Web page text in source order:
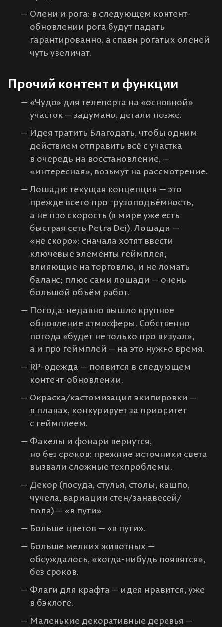
Олени и рога: в следующем контент-
обновлении рога будут падать
гарантированно, а спавн рогатых оленей
чуть увеличат.
Прочий контент и функции
«Чудо» для телепорта на «основной»
участок — задумано, детали позже.
Идея тратить Благодать, чтобы одним
действием отправить всё с участка
в очередь на восстановление, —
«интересная», возьмут на рассмотрение.
Лошади: текущая концепция — это
прежде всего про грузоподъёмность,
а не про скорость (в мире уже есть
быстрая сеть Petra Dei). Лошади —
«не скоро»: сначала хотят ввести
ключевые элементы геймплея,
влияющие на торговлю, и не ломать
баланс; плюс сами лошади — очень
большой объём работ.
Погода: недавно вышло крупное
обновление атмосферы. Собственно
погода «будет не только про визуал»,
а и про геймплей — на это нужно время.
RP-одежда — появится в следующем
контент-обновлении.
Окраска/кастомизация экипировки —
в планах, конкурирует за приоритет
с геймплеем.
Факелы и фонари вернутся,
но без сроков: прежние источники света
вызвали сложные техпроблемы.
Декор (посуда, стулья, столы, кашпо,
чучела, вариации стен/занавесей/
пола) — «в пути».
Больше цветов — «в пути».
Больше мелких животных —
обсуждалось, «когда-нибудь появятся»,
без сроков.
Флаги для крафта — идея нравится, уже
в бэклоге.
Маленькие декоративные деревья —